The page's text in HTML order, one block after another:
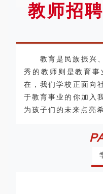
教师招聘
教育是民族振兴
秀的教师则是教育
在，我们学校正面向
于教育事业的你加入
为孩子们的未来点亮